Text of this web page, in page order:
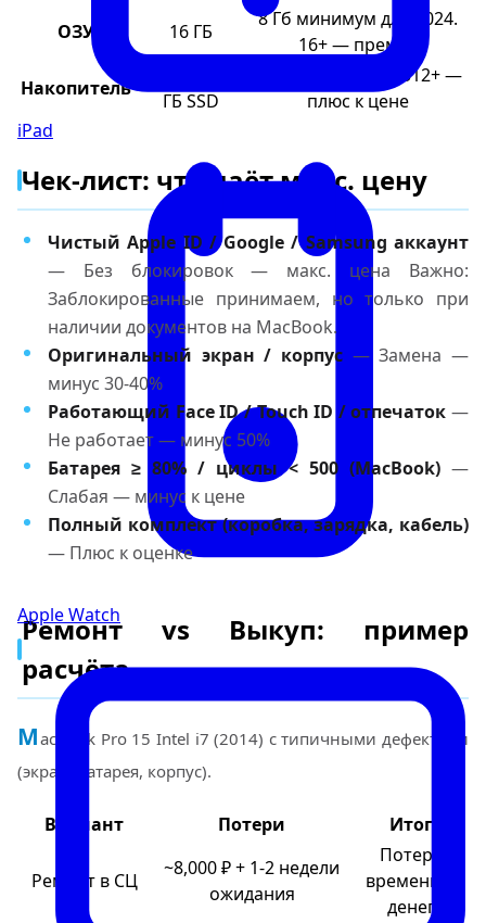
iPad
Apple Watch
ОЗУ 16 ГБ
8 Гб минимум для 2024.
16+ — премия
Накопитель
ГБ SSD
256 Гб минимум. 512+ —
плюс к цене
Чек-лист: что даёт макс. цену
Чистый Apple ID / Google / Samsung аккаунт
— Без блокировок — макс. цена Важно:
Заблокированные принимаем, но только при
наличии документов на MacBook.
Оригинальный экран / корпус — Замена —
минус 30-40%
Работающий Face ID / Touch ID / отпечаток —
Не работает — минус 50%
Батарея ≥ 80% / циклы < 500 (MacBook) —
Слабая — минус к цене
Полный комплект (коробка, зарядка, кабель)
— Плюс к оценке
Ремонт vs Выкуп: пример
расчёта
MacBook Pro 15 Intel i7 (2014) с типичными дефектами
(экран, батарея, корпус).
Вариант Потери Итог
Ремонт в СЦ
~8,000 ₽ + 1-2 недели
ожидания
Потеря
времени и
денег